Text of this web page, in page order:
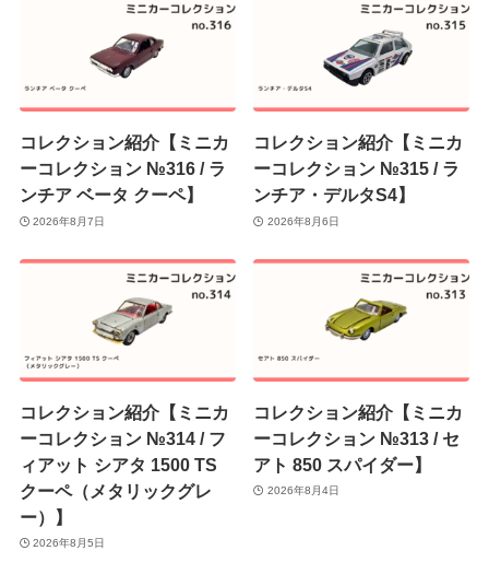
コレクション紹介【ミニカ
ーコレクション №316 / ラ
ンチア ベータ クーペ】
2026年8月7日
コレクション紹介【ミニカ
ーコレクション №315 / ラ
ンチア・デルタS4】
2026年8月6日
コレクション紹介【ミニカ
ーコレクション №314 / フ
ィアット シアタ 1500 TS
クーペ（メタリックグレ
ー）】
2026年8月5日
コレクション紹介【ミニカ
ーコレクション №313 / セ
アト 850 スパイダー】
2026年8月4日